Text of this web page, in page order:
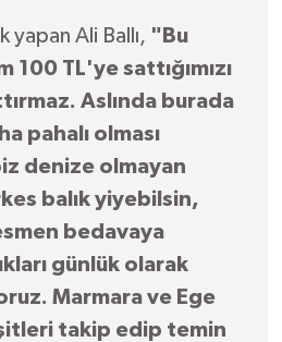
yapan Ali Ballı, "Bu
100 TL'ye sattığımızı
Aslında burada
pahalı olması
denize olmayan
balık yiyebilsin,
bedavaya
günlük olarak
Marmara ve Ege
takip edip temin